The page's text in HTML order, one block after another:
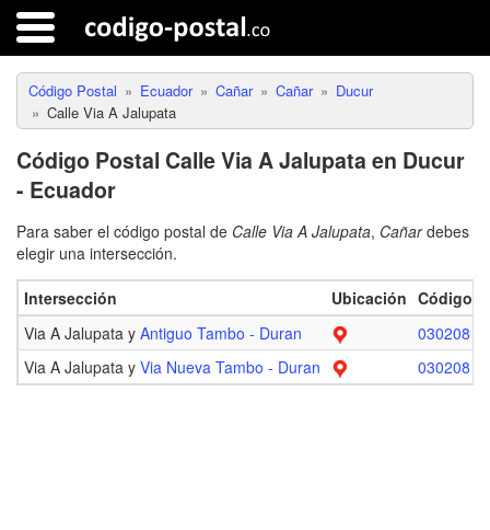
Código Postal Ecuador Cañar Cañar
Ducur
Calle Via A Jalupata
Código Postal Calle Via A Jalupata en Ducur
- Ecuador
Para saber el código postal de Calle Via A Jalupata, Cañardebes
elegir una intersección.
Intersección Ubicación Código
Via A Jalupata y Antiguo Tambo - Duran
030208
Via A Jalupata y Via Nueva Tambo - Duran 030208